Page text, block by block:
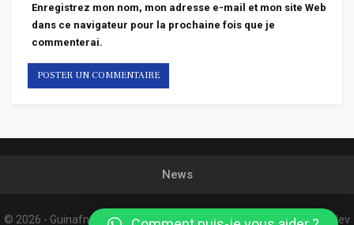
Enregistrez mon nom, mon adresse e-mail et mon site Web
dans ce navigateur pour la prochaine fois que je
commenterai.
News
© 2026 - Guinafnews. All Rights Reserved. Website Design:Confordev